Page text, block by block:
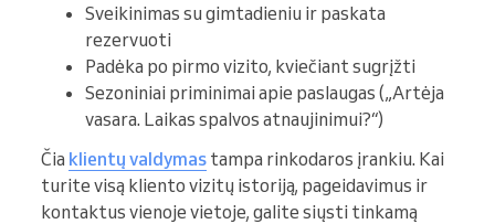
Sveikinimas su gimtadieniu ir paskata
rezervuoti
Padėka po pirmo vizito, kviečiant sugrįžti
Sezoniniai priminimai apie paslaugas („Artėja
vasara. Laikas spalvos atnaujinimui?“)
Čia klientų valdymas tampa rinkodaros įrankiu. Kai
turite visą kliento vizitų istoriją, pageidavimus ir
kontaktus vienoje vietoje, galite siųsti tinkamą